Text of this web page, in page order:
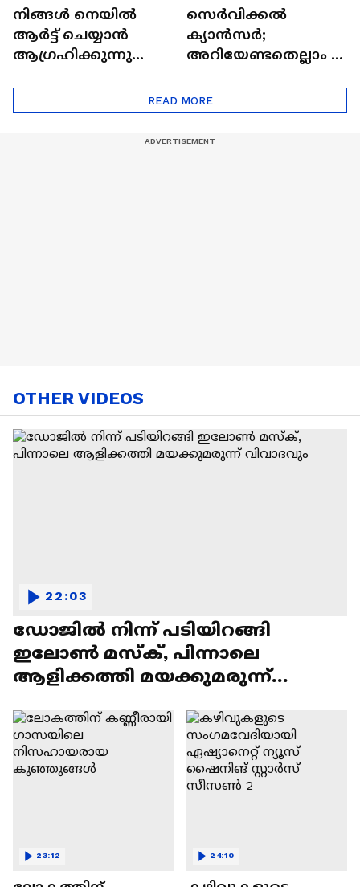
നിങ്ങൾ നെയിൽ
ആർട്ട് ചെയ്യാൻ
ട്രെൻഡിനെക്കുറിച്ച് |
Nail Art | Trends Cafe
സെർവിക്കൽ
ക്യാൻസർ;
Doctor In | Cervical
Cancer
09:37
OTHER VIDEOS
ഡോജിൽ നിന്ന് പടിയിറങ്ങി
ഇലോൺ മസ്ക്, പിന്നാലെ
വിവാദവും
22:03
24:10